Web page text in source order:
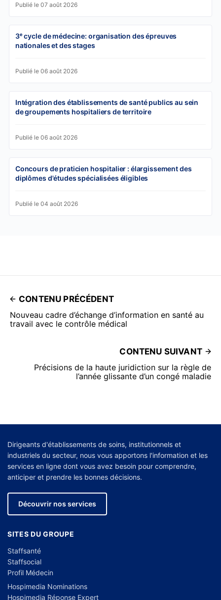
Publié le 07 août 2026
3ᵉ cycle de médecine: organisation des épreuves
nationales et des stages
Publié le 06 août 2026
Intégration des établissements de santé publics au sein
de groupements hospitaliers de territoire
Publié le 06 août 2026
Concours de praticien hospitalier : élargissement des
diplômes d'études spécialisées éligibles
Publié le 04 août 2026
CONTENU PRÉCÉDENT
Nouveau cadre d’échange d’information en santé au
travail avec le contrôle médical
CONTENU SUIVANT
Précisions de la haute juridiction sur la règle de
l’année glissante d’un congé maladie
Dirigeants d'établissements de soins, institutionnels et
industriels du secteur, nous vous apportons l'information et les
services en ligne dont vous avez besoin pour comprendre,
anticiper et prendre les bonnes décisions.
Découvrir nos services
SITES DU GROUPE
Staffsanté
Staffsocial
Profil Médecin
Hospimedia Nominations
Hospimedia Réponse Expert